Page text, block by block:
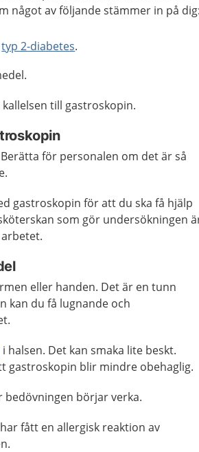
något av följande stämmer in på dig:
typ 2-diabetes.
till gastroskopin.
för personalen om det är så
gastroskopin för att du ska få hjälp
som gör undersökningen
eller handen. Det är en tunn
kan du få lugnande och
i halsen. Det kan smaka lite beskt.
gastroskopin blir mindre obehaglig.
bedövningen börjar verka.
fått en allergisk reaktion av